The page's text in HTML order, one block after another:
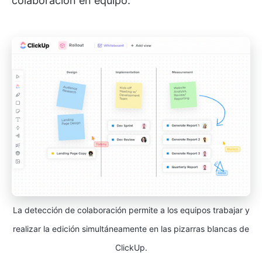
La detección de colaboración permite a los equipos trabajar y
realizar la edición simultáneamente en las pizarras blancas de
ClickUp.